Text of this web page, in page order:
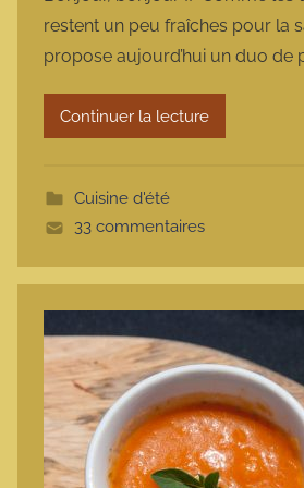
r
m
a
r
m
restent un peu fraîches pour la
propose aujourd’hui un duo de
Continuer la lecture
Cuisine d'été
33 commentaires